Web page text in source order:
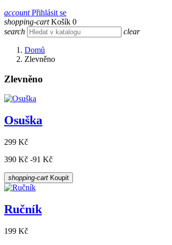
account Přihlásit se
shopping-cart Košík 0
search
clear
Domů
Zlevněno
Zlevněno
Osuška
299 Kč
390 Kč -91 Kč
shopping-cart Koupit
Ručník
199 Kč